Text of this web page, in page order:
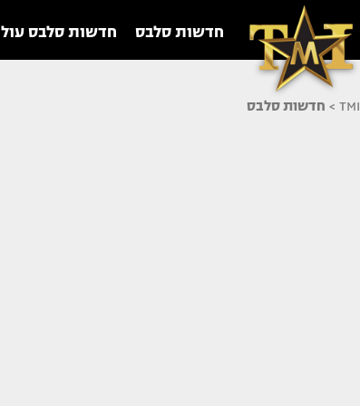
חדשות סלבס חדשות סלבס
TMI
> חדשות סלבס